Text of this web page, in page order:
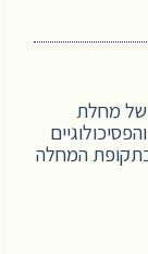
של מחלת
המחלה